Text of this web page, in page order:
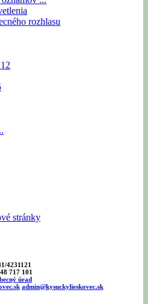
rozhlasu
12
stránky
4231121
717 101
úrad
admin@kysuckylieskovec.sk